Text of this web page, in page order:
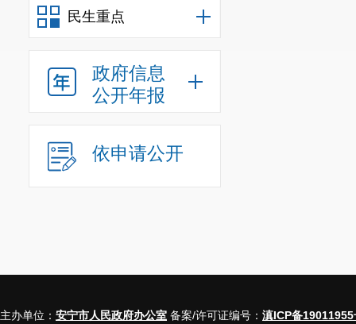
民生重点
政府信息
公开年报
依申请公开
主办单位： 安宁市人民政府办公室 备案/许可证编号： 滇ICP备